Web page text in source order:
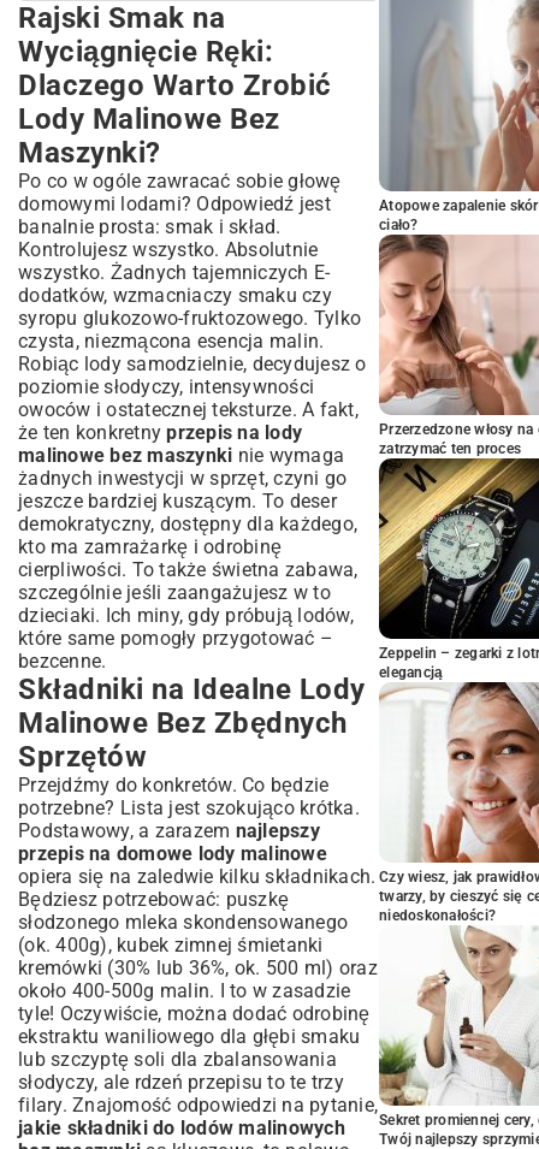
Rajski Smak na Wyciągnięcie Ręki:
Dlaczego Warto Zrobić Lody Malinowe
Bez Maszynki?
Składniki na Idealne Lody Malinowe Bez
Zbędnych Sprzętów
Świeże czy Mrożone Maliny? Jakie
Wybrać do Deseru?
Sekret Kremowej Konsystencji: Jakie
Składniki Dodadzą Uroku?
Lody Malinowe Bez Maszynki: Prosty
Przepis Krok po Kroku
Przygotowanie Malin: Czyszczenie i
Blendowanie
Łączenie Składników: Mieszanie i
Aromatyzowanie
Mrożenie Deseru: Jak Uzyskać Perfekcyjną
Konsystencję?
Często Popełniane Błędy i Jak Ich
Uniknąć Przy Robieniu Lodów
Walka z Kryształkami Lodu: Sprawdzone
Metody
Jak Wydobyć Najlepszy Smak Malin w
Lodach?
Przechowywanie Domowych Lodów:
Dłużej Świeże i Smaczne
Kreatywne Wariacje i Pomysły na
Podanie Lodów Malinowych
Dodatki, Które Wzbogacą Smak Twoich
Lodów
Eleganckie Sposoby na Serwowanie Deseru
Podsumowanie: Delektuj Się Domowymi
Lodami Malinowymi!
Rajski Smak na
Wyciągnięcie Ręki:
Dlaczego Warto Zrobić
Lody Malinowe Bez
Maszynki?
Po co w ogóle zawracać sobie głowę
domowymi lodami? Odpowiedź jest
banalnie prosta: smak i skład.
Kontrolujesz wszystko. Absolutnie
wszystko. Żadnych tajemniczych E-
dodatków, wzmacniaczy smaku czy
syropu glukozowo-fruktozowego. Tylko
czysta, niezmącona esencja malin.
Robiąc lody samodzielnie, decydujesz o
poziomie słodyczy, intensywności
owoców i ostatecznej teksturze. A fakt,
że ten konkretnyprzepis na lody
malinowe bez maszynki nie wymaga
żadnych inwestycji w sprzęt, czyni go
jeszcze bardziej kuszącym. To deser
demokratyczny, dostępny dla każdego,
kto ma zamrażarkę i odrobinę
cierpliwości. To także świetna zabawa,
szczególnie jeśli zaangażujesz w to
dzieciaki. Ich miny, gdy próbują lodów,
które same pomogły przygotować –
bezcenne.
Składniki na Idealne Lody
Malinowe Bez Zbędnych
Sprzętów
Przejdźmy do konkretów. Co będzie
potrzebne? Lista jest szokująco krótka.
Podstawowy, a zarazem najlepszy
przepis na domowe lody malinowe
opiera się na zaledwie kilku składnikach.
Będziesz potrzebować: puszkę
słodzonego mleka skondensowanego
(ok. 400g), kubek zimnej śmietanki
kremówki (30% lub 36%, ok. 500 ml) oraz
około 400-500g malin. I to w zasadzie
tyle! Oczywiście, można dodać odrobinę
ekstraktu waniliowego dla głębi smaku
lub szczyptę soli dla zbalansowania
słodyczy, ale rdzeń przepisu to te trzy
filary. Znajomość odpowiedzi na pytanie,
jakie składniki do lodów malinowych
Atopowe zapalenie
ciało?
Przerzedzone włosy
zatrzymać ten proces
Zeppelin – zegarki z
elegancją
Czy wiesz, jak
twarzy, by cieszyć się
niedoskonałości?
Sekret promiennej
Twój najlepszy